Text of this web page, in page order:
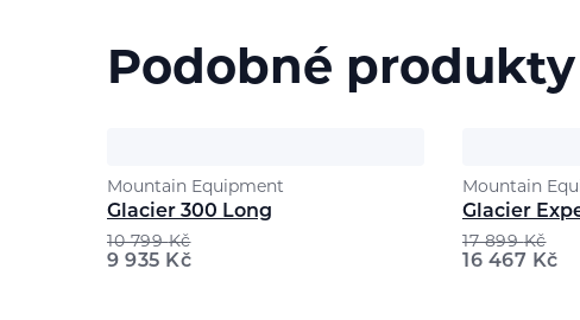
Podobné produkty
Mountain Equipment
Glacier 300 Long
10 799Kč
9 935 Kč
Mountain
Glacier
17 899Kč
16 467 Kč